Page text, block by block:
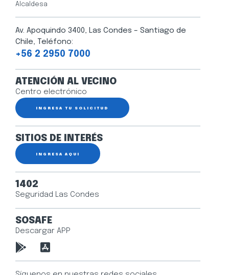
Alcaldesa
Av. Apoquindo 3400, Las Condes – Santiago de
Chile, Teléfono:
+56 2 2950 7000
ATENCIÓN AL VECINO
Centro electrónico
INGRESA TU SOLICITUD
SITIOS DE INTERÉS
INGRESA AQUÍ
1402
Seguridad Las Condes
SOSAFE
Descargar APP